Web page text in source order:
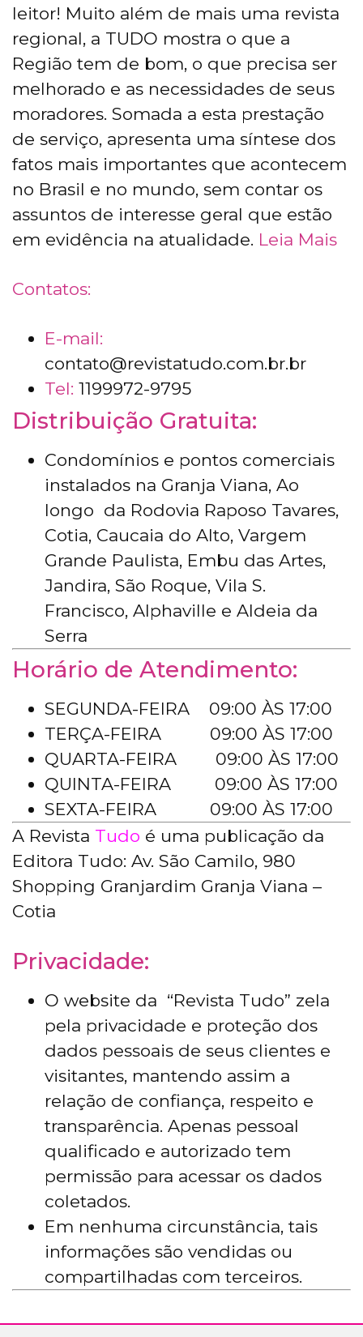
leitor! Muito além de mais uma revista
regional, a TUDO mostra o que a
Região tem de bom, o que precisa ser
melhorado e as necessidades de seus
moradores. Somada a esta prestação
de serviço, apresenta uma síntese dos
fatos mais importantes que acontecem
no Brasil e no mundo, sem contar os
assuntos de interesse geral que estão
em evidência na atualidade. Leia Mais
Contatos:
E-mail:
contato@revistatudo.com.br.br
Tel: 1199972-9795
Distribuição Gratuita:
Condomínios e pontos comerciais
instalados na Granja Viana, Ao
longo da Rodovia Raposo Tavares,
Cotia, Caucaia do Alto, Vargem
Grande Paulista, Embu das Artes,
Jandira, São Roque, Vila S.
Francisco, Alphaville e Aldeia da
Serra
Horário de Atendimento:
SEGUNDA-FEIRA 09:00 ÀS 17:00
TERÇA-FEIRA 09:00 ÀS 17:00
QUARTA-FEIRA 09:00 ÀS 17:00
QUINTA-FEIRA 09:00 ÀS 17:00
SEXTA-FEIRA 09:00 ÀS 17:00
A Revista Tudo é uma publicação da
Editora Tudo: Av. São Camilo, 980
Shopping Granjardim Granja Viana –
Cotia
Privacidade:
O website da “Revista Tudo” zela
pela privacidade e proteção dos
dados pessoais de seus clientes e
visitantes, mantendo assim a
relação de confiança, respeito e
transparência. Apenas pessoal
qualificado e autorizado tem
permissão para acessar os dados
coletados.
Em nenhuma circunstância, tais
informações são vendidas ou
compartilhadas com terceiros.